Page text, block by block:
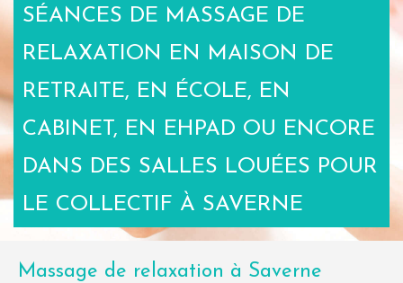
SÉANCES DE MASSAGE DE
RELAXATION EN MAISON DE
RETRAITE, EN ÉCOLE, EN
CABINET, EN EHPAD OU ENCORE
DANS DES SALLES LOUÉES POUR
LE COLLECTIF À SAVERNE
Massage de relaxation à Saverne